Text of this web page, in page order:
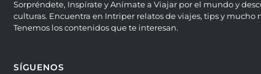
Sorpréndete, Inspírate y Anímate a Viajar por el mundo y
culturas. Encuentra en Intriper relatos de viajes, tips y mucho
Tenemos los contenidos que te interesan.
SÍGUENOS